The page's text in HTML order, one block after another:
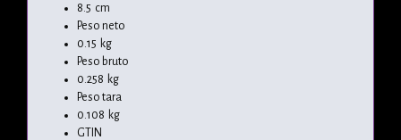
8.5 cm
Peso neto
0.15 kg
Peso bruto
0.258 kg
Peso tara
0.108 kg
GTIN